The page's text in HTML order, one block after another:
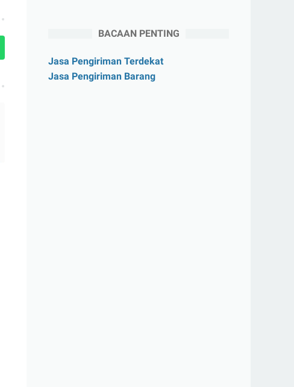
BACAAN PENTING
Jasa Pengiriman Terdekat
Jasa Pengiriman Barang